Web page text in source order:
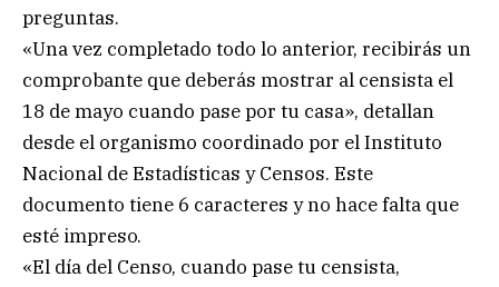
preguntas.
«Una vez completado todo lo anterior, recibirás un
comprobante que deberás mostrar al censista el
18 de mayo cuando pase por tu casa», detallan
desde el organismo coordinado por el Instituto
Nacional de Estadísticas y Censos. Este
documento tiene 6 caracteres y no hace falta que
esté impreso.
«El día del Censo, cuando pase tu censista,